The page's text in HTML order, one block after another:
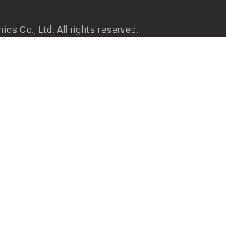
Co., Ltd. All rights reserved.